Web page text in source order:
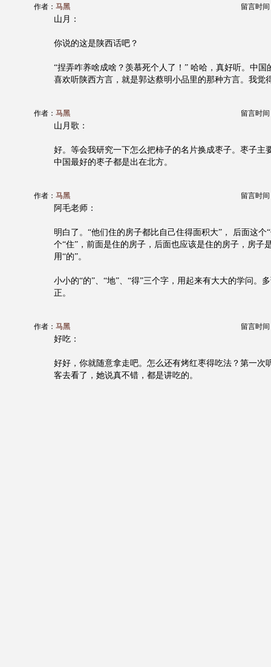
作者： 马黑 留言时间
山月：
你说的这是陕西话吧？
“捏弄咋养啥成啥？羡慕死个人了！” 哈哈，真好听。中国
喜欢听陕西方言，就是郭达蔡明小品里的那种方言。我觉
作者： 马黑 留言时间
山月歌：
好。等会我研究一下怎么把柿子的名片换成枣子。枣子主
中国最好的枣子都是出在北方。
作者： 马黑 留言时间
阿毛老师：
明白了。“他们住的房子都比自己住得面积大”， 后面这个
个“住”，前面是住的房子，后面也应该是住的房子，房子
用“的”。
小小的“的”、“地”、“得”三个字，用起来有大大的学问。
正。
作者： 马黑 留言时间
好吃：
好好，你就随意拿走吧。怎么还有烤红枣得吃法？第一次
客去看了，她说真不错，都是讲吃的。